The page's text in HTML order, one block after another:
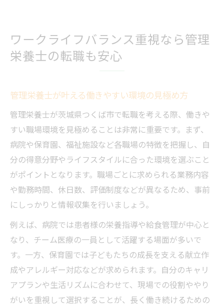
ワークライフバランス重視なら管理
栄養士の転職も安心
管理栄養士が叶える働きやすい環境の見極め方
管理栄養士が茨城県つくば市で転職を考える際、働きや
すい職場環境を見極めることは非常に重要です。まず、
病院や保育園、福祉施設など各職場の特徴を把握し、自
分の得意分野やライフスタイルに合った環境を選ぶこと
がポイントとなります。職場ごとに求められる業務内容
や勤務時間、休日数、評価制度などが異なるため、事前
にしっかりと情報収集を行いましょう。
例えば、病院では患者様の栄養指導や給食管理が中心と
なり、チーム医療の一員として活躍する場面が多いで
す。一方、保育園では子どもたちの成長を支える献立作
成やアレルギー対応などが求められます。自分のキャリ
アプランや生活リズムに合わせて、現場での役割ややり
がいを重視して選択することが、長く働き続けるための